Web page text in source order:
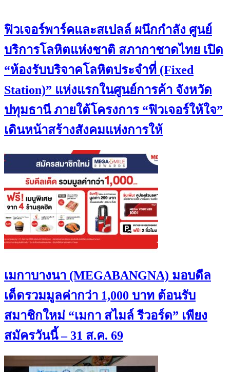
ฟิวเจอร์พาร์คและสเปลล์ ผนึกกำลัง ศูนย์
บริการโลหิตแห่งชาติ สภากาชาดไทย เปิด
“ห้องรับบริจาคโลหิตประจำที่ (Fixed
Station)” แห่งแรกในศูนย์การค้า จังหวัด
ปทุมธานี ภายใต้โครงการ “ฟิวเจอร์ให้ใจ”
เดินหน้าสร้างสังคมแห่งการให้
เมกาบางนา (MEGABANGNA) มอบดีล
เด็ดรวมมูลค่ากว่า 1,000 บาท ต้อนรับ
สมาชิกใหม่ “เมกา สไมล์ รีวอร์ด” เพียง
สมัครวันนี้ – 31 ส.ค. 69